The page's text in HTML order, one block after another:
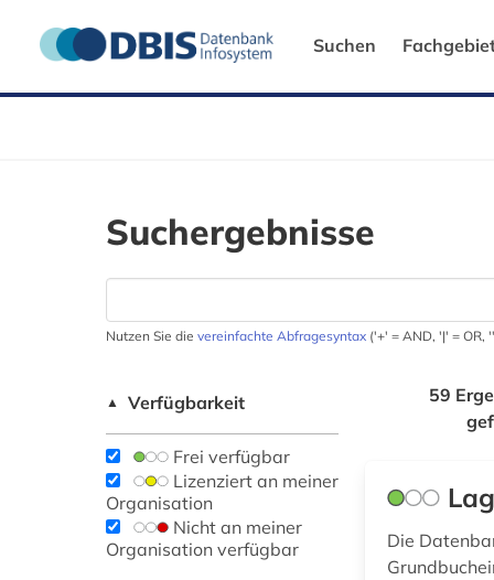
Suchen
Suchergebnisse
Nutzen Sie die vereinfachte Abfragesyntax ('+' = AND, '|' = OR,
▲ Verfügbarkeit
Frei verfügbar
Lizenziert an meiner
Organisation
Nicht an meiner
Organisation verfügbar
59
Die